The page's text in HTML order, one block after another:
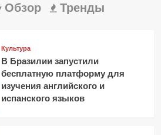
Обзор Тренды
Культура
В Бразилии запустили
бесплатную платформу для
изучения английского и
испанского языков